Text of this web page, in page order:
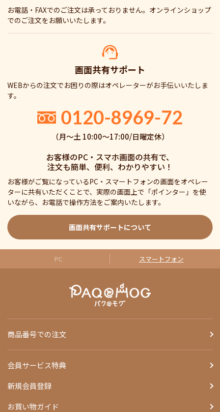
お電話・FAXでのご注文は承っておりません。オンラインショップ
でのご注文をお願いいたします。
画面共有サポート
WEBからの注文でお困りの際はオペレーターがお手伝いいたしま
す。
0120-8969-72
（月〜土 10:00〜17:00/日曜定休）
お客様のPC・スマホ画面の共有で、
注文も簡単、便利、わかりやすい！
お客様がご覧になっているPC・スマートフォンの画面をオペレー
ターに共有いただくことで、実際の画面上で「ポインター」を使
いながら、お電話で操作方法をご案内いたします。
画面共有サポートについて
PC スマートフォン
商品番号での注文
会員サービス特典
新規会員登録
お買い物ガイド